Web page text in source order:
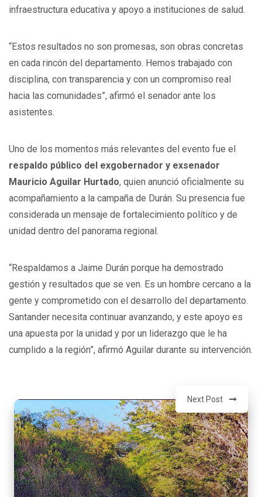
infraestructura educativa y apoyo a instituciones de salud.
“Estos resultados no son promesas, son obras concretas
en cada rincón del departamento. Hemos trabajado con
disciplina, con transparencia y con un compromiso real
hacia las comunidades”, afirmó el senador ante los
asistentes.
Uno de los momentos más relevantes del evento fue el
respaldo público del exgobernador y exsenador
Mauricio Aguilar Hurtado, quien anunció oficialmente su
acompañamiento a la campaña de Durán. Su presencia fue
considerada un mensaje de fortalecimiento político y de
unidad dentro del panorama regional.
“Respaldamos a Jaime Durán porque ha demostrado
gestión y resultados que se ven. Es un hombre cercano a la
gente y comprometido con el desarrollo del departamento.
Santander necesita continuar avanzando, y este apoyo es
una apuesta por la unidad y por un liderazgo que le ha
cumplido a la región”, afirmó Aguilar durante su intervención.
Next Post